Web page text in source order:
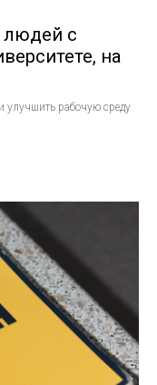
людей с
на
улучшить рабочую среду